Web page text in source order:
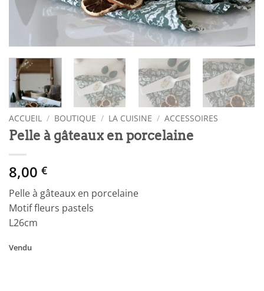
ACCUEIL / BOUTIQUE / LA CUISINE / ACCESSOIRES
Pelle à gâteaux en porcelaine
8,00 €
Pelle à gâteaux en porcelaine
Motif fleurs pastels
L26cm
Vendu